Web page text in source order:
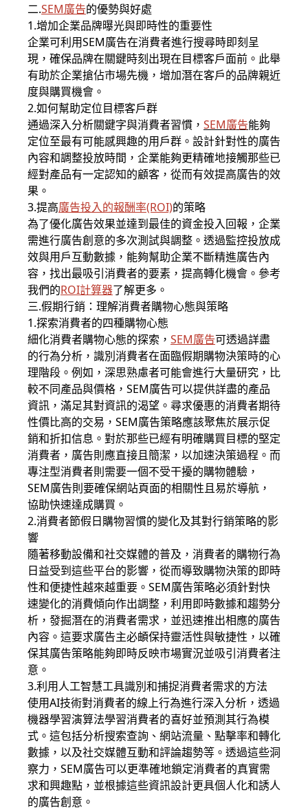
二.SEM廣告的優勢與好處
1.增加企業品牌曝光與即時性的重要性
企業可利用SEM廣告在消費者進行搜尋時即刻呈
現，確保品牌在關鍵時刻出現在目標客戶面前。此舉
有助於企業搶佔市場先機，增加潛在客戶的品牌親近
度與購買機會。
2.如何幫助定位目標客戶群
通過深入分析關鍵字與消費者習慣， SEM廣告能夠
定位至最有可能感興趣的用戶群。設計針對性的廣告
內容和調整投放時間，企業能夠更精確地接觸那些已
經對產品有一定認知的顧客，從而有效提高廣告的效
果。
3.提高廣告投入的報酬率(ROI)的策略
為了優化廣告效果並達到最佳的資金投入回報，企業
需進行廣告創意的多次測試與調整。透過監控投放成
效與用戶互動數據，能夠幫助企業不斷精進廣告內
容，找出最吸引消費者的要素，提高轉化機會。參考
我們的ROI計算器了解更多。
三.假期行銷：理解消費者購物心態與策略
1.探索消費者的四種購物心態
細化消費者購物心態的探索， SEM廣告可透過詳盡
的行為分析，識別消費者在面臨假期購物決策時的心
理階段。例如，深思熟慮者可能會進行大量研究，比
較不同產品與價格，SEM廣告可以提供詳盡的產品
資訊，滿足其對資訊的渴望。尋求優惠的消費者期待
性價比高的交易，SEM廣告策略應該聚焦於展示促
銷和折扣信息。對於那些已經有明確購買目標的堅定
消費者，廣告則應直接且簡潔，以加速決策過程。而
專注型消費者則需要一個不受干擾的購物體驗，
SEM廣告則要確保網站頁面的相關性且易於導航，
協助快速達成購買。
2.消費者節假日購物習慣的變化及其對行銷策略的影
響
隨著移動設備和社交媒體的普及，消費者的購物行為
日益受到這些平台的影響，從而導致購物決策的即時
性和便捷性越來越重要。SEM廣告策略必須針對快
速變化的消費傾向作出調整，利用即時數據和趨勢分
析，發掘潛在的消費者需求，並迅速推出相應的廣告
內容。這要求廣告主必頔保持靈活性與敏捷性，以確
保其廣告策略能夠即時反映市場實況並吸引消費者注
意。
3.利用人工智慧工具識別和捕捉消費者需求的方法
使用AI技術對消費者的線上行為進行深入分析，透過
機器學習演算法學習消費者的喜好並預測其行為模
式。這包括分析搜索查詢、網站流量、點擊率和轉化
數據，以及社交媒體互動和評論趨勢等。透過這些洞
察力，SEM廣告可以更準確地鎖定消費者的真實需
求和興趣點，並根據這些資訊設計更具個人化和誘人
的廣告創意。